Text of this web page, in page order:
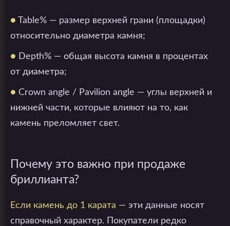
● Table% — размер верхней грани (площадки)
относительно диаметра камня;
● Depth% — общая высота камня в процентах
от диаметра;
● Crown angle / Pavilion angle — углы верхней и
нижней части, которые влияют на то, как
камень преломляет свет.
Почему это важно при продаже
бриллианта?
Если камень до 1 карата — эти данные носят
справочный характер. Покупатели редко